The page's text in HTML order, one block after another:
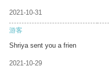
2021-10-31
游客
Shriya sent you a frien
2021-10-29